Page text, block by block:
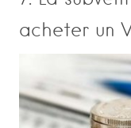
acheter un